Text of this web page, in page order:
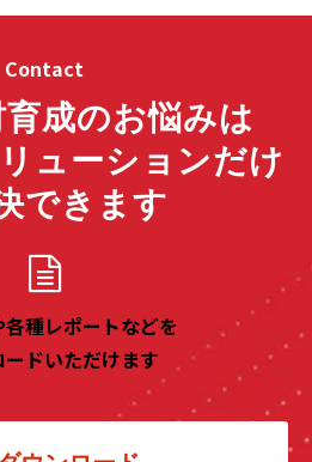
Contact
成のお悩みは
ューションだけ
できます
種レポートなどを
ドいただけます